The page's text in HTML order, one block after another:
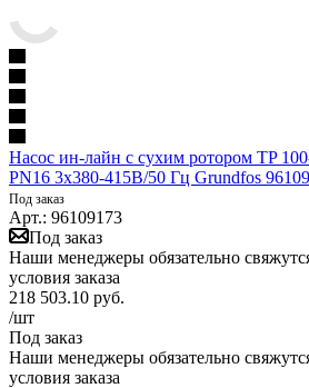
Насос ин-лайн с сухим ротором TP
PN16 3х380-415В/50 Гц Grundfos
Под заказ
Арт.: 96109173
Под заказ
Наши менеджеры обязательно
условия заказа
218 503.10 руб.
/шт
Под заказ
Наши менеджеры обязательно
условия заказа